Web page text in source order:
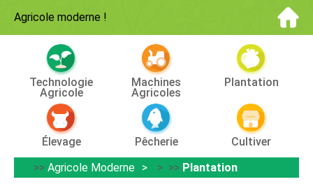
Agricole moderne !
Technologie
Agricole
Machines
Agricoles
Plantation
Élevage Pêcherie
Cultiver
>> Agricole Moderne > >> Plantation